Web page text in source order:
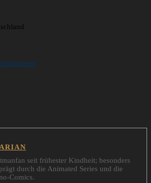
seit frühester Kindheit; besonders
durch die Animated Series und die
Comics.